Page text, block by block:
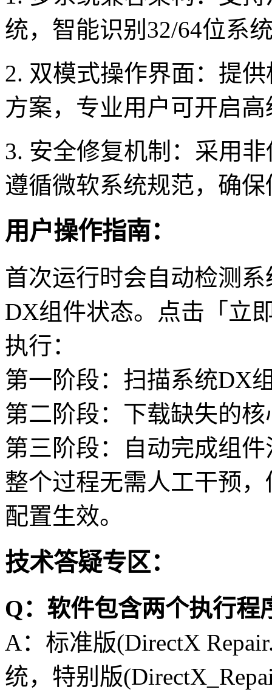
统，智能识别32/64位系
2. 双模式操作界面：提
方案，专业用户可开启
3. 安全修复机制：采用
遵循微软系统规范，确
用户操作指南：
首次运行时会自动检测
DX组件状态。点击「立
执行：
第一阶段：扫描系统DX
第二阶段：下载缺失的
第三阶段：自动完成组
整个过程无需人工干预
配置生效。
技术答疑专区：
Q：软件包含两个执行程
A：标准版(DirectX
统，特别版